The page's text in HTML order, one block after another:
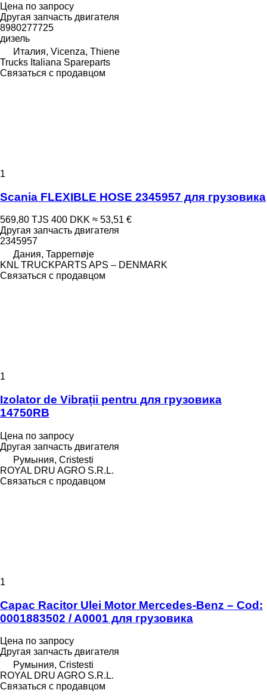
Цена по запросу
Другая запчасть двигателя
8980277725
дизель
Италия, Vicenza, Thiene
Trucks Italiana Spareparts
Связаться с продавцом
1
Scania FLEXIBLE HOSE 2345957 для грузовика
569,80 TJS 400 DKK ≈ 53,51 €
Другая запчасть двигателя
2345957
Дания, Tappernøje
KNL TRUCKPARTS APS – DENMARK
Связаться с продавцом
1
Izolator de Vibrații pentru для грузовика
14750RB
Цена по запросу
Другая запчасть двигателя
Румыния, Cristesti
ROYAL DRU AGRO S.R.L.
Связаться с продавцом
1
Capac Racitor Ulei Motor Mercedes-Benz – Cod:
0001883502 / A0001 для грузовика
Цена по запросу
Другая запчасть двигателя
Румыния, Cristesti
ROYAL DRU AGRO S.R.L.
Связаться с продавцом